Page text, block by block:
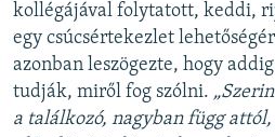
kollégájával folytatott, keddi,
egy csúcsértekezlet
azonban leszögezte, hogy
tudják, miről fog szólni.
a találkozó, nagyban függ